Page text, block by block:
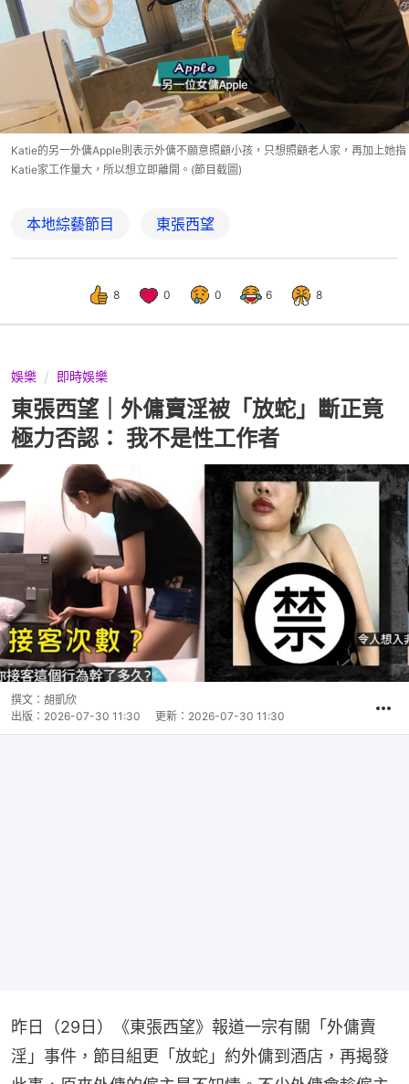
Katie的另一外傭Apple則表示外傭不願意照顧小孩，只想照顧老人家，再加上她指
Katie家工作量大，所以想立即離開。(節目截圖)
本地綜藝節目 東張西望
8 0 0 6 8
娛樂 即時娛樂
東張西望｜外傭賣淫被「放蛇」斷正竟
極力否認： 我不是性工作者
撰文： 胡凱欣
出版： 2026-07-30 11:30 更新： 2026-07-30 11:30
昨日（29日）《東張西望》報道一宗有關「外傭賣
淫」事件，節目組更「放蛇」約外傭到酒店，再揭發